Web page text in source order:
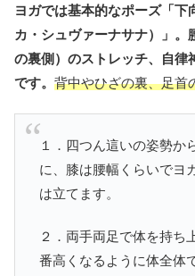
ヨガでは基本的なポーズ「下
カ・シュヴァーナサナ）」。
の裏側）のストレッチ、自律
です。 背中やひざの裏、足首
１．四つん這いの姿勢か
に、膝は腰幅くらいでヨ
は立てます。
２．両手両足で体を持ち
番高くなるように体全体